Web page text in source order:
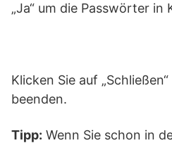
„Ja“ um die Passwörter
Klicken Sie auf
beenden.
Tipp: Wenn Sie schon in